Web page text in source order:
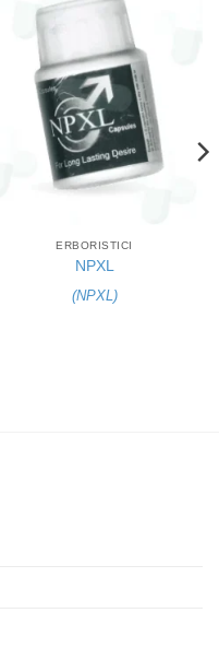
ERBORISTICI
NPXL
(NPXL )